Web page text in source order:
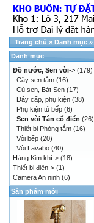
Trang chủ » Danh mục »
Danh mục
Đồ nước, Sen vòi-> (179)
Cây sen tắm (16)
Củ sen, Bát Sen (17)
Dây cấp, phụ kiện (38)
Phụ kiện tủ bếp (6)
Sen vòi Tân cổ điển (26)
Thiết bị Phòng tắm (16)
Vòi bếp (20)
Vòi Lavabo (40)
Hàng Kim khí-> (18)
Thiết bị điện-> (1)
Camera An ninh (6)
Sản phẩm mới